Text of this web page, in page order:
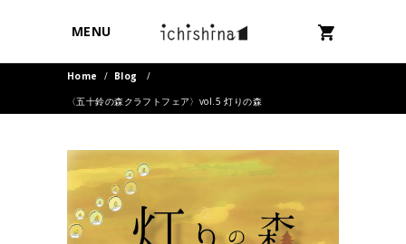
MENU
Home / Blog
/
〈五十鈴の森クラフトフェア〉vol.5 灯りの森